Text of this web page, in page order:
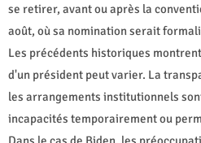
se retirer, avant ou après la
août, où sa nomination serait
Les précédents historiques
d'un président peut varier. La
les arrangements institutionnels
incapacités temporairement ou